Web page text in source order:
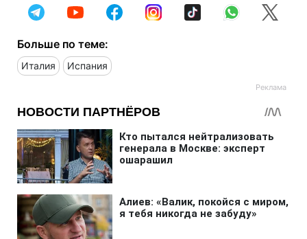
Больше по теме:
Италия Испания